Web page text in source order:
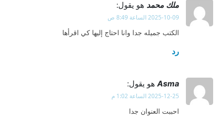
ملك محمد هو يقول:
2025-10-09 الساعة 8:49 ص
الكتب جميله جدا وانا احتاج إليها كي اقرأها
رد
Asma هو يقول:
2025-12-25 الساعة 1:02 م
احببت العنوان جدا